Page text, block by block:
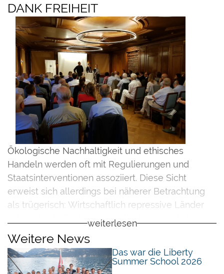
DANK FREIHEIT
Ökologische Nachhaltigkeit und ethisches
Handeln werden oft mit Regulierungen und
Staatsinterventionen assoziiert. Diese Sicht
erweist sich allerdings bei näherer Betrachtung
als trügerisch: Wirtschaftlich repressive Länder
schneiden in Sachen Umweltschutz sowie bei
weiteren positiven Indikatoren systematisch
schlechter ab. Marktwirtschaftliche Methoden
werden dagegen als wirksame Alternative gerade
weiterlesen
Weitere News
Das war die Liberty
Summer School 2026